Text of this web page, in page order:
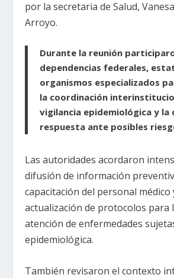
por la secretaria de Salud,
Arroyo.
Durante la reunión
dependencias federales,
organismos especializados
la coordinación
vigilancia epidemiológica y la
respuesta ante posibles
Las autoridades acordaron
difusión de información
capacitación del personal médico
actualización de protocolos para
atención de enfermedades
epidemiológica.
También revisaron el contexto